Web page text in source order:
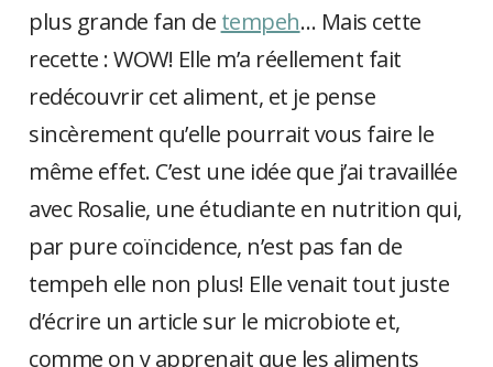
plus grande fan de tempeh… Mais cette
recette : WOW! Elle m’a réellement fait
redécouvrir cet aliment, et je pense
sincèrement qu’elle pourrait vous faire le
même effet. C’est une idée que j’ai travaillée
avec Rosalie, une étudiante en nutrition qui,
par pure coïncidence, n’est pas fan de
tempeh elle non plus! Elle venait tout juste
d’écrire un article sur le microbiote et,
comme on y apprenait que les aliments